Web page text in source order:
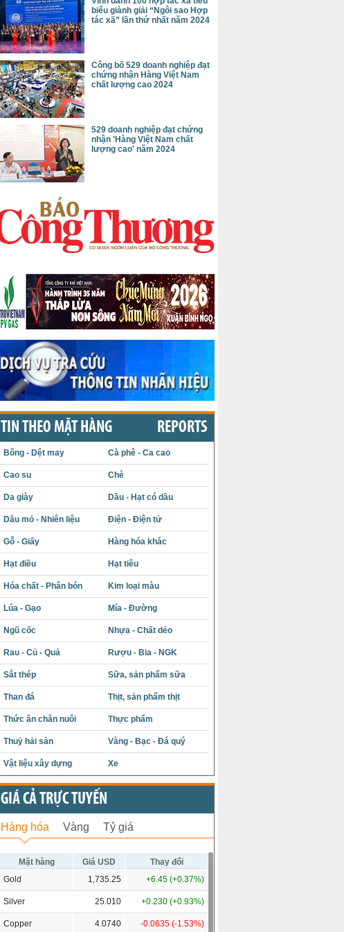
biểu giành giải “Ngôi sao Hợp
tác xã” lần thứ nhất năm 2024
Công bố 529 doanh nghiệp đạt
chứng nhận Hàng Việt Nam
chất lượng cao 2024
529 doanh nghiệp đạt chứng
nhận 'Hàng Việt Nam chất
lượng cao' năm 2024
TIN THEO MẶT HÀNG REPORTS
Bông - Dệt may Cà phê - Ca cao
Cao su Chè
Da giày Dầu - Hạt có dầu
Dầu mỏ - Nhiên liệu Điện - Điện tử
Gỗ - Giấy Hàng hóa khác
Hạt điều Hạt tiêu
Hóa chất - Phân bón Kim loại màu
Lúa - Gạo Mía - Đường
Ngũ cốc Nhựa - Chất dẻo
Rau - Củ - Quả Rượu - Bia - NGK
Sắt thép Sữa, sản phẩm sữa
Than đá Thịt, sản phẩm thịt
Thức ăn chăn nuôi Thực phẩm
Thuỷ hải sản Vàng - Bạc - Đá quý
Vật liệu xây dựng Xe
GIÁ CẢ TRỰC TUYẾN
Hàng hóa Vàng Tỷ giá
Mặt hàng Giá USD
Thay đổi
Gold
1,735.25 +6.45 (+0.37%)
Silver 25.010 +0.230 (+0.93%)
Copper 4.0740 -0.0635 (-1.53%)